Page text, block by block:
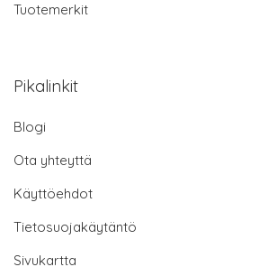
Tuotemerkit
Pikalinkit
Blogi
Ota yhteyttä
Käyttöehdot
Tietosuojakäytäntö
Sivukartta